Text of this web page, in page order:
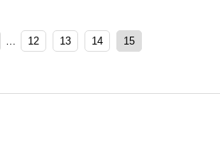
12 13 14 15